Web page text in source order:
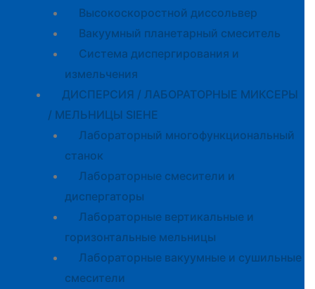
Высокоскоростной диссольвер
Вакуумный планетарный смеситель
Система диспергирования и
измельчения
ДИСПЕРСИЯ / ЛАБОРАТОРНЫЕ МИКСЕРЫ
/ МЕЛЬНИЦЫ SIEHE
Лабораторный многофункциональный
станок
Лабораторные смесители и
диспергаторы
Лабораторные вертикальные и
горизонтальные мельницы
Лабораторные вакуумные и сушильные
смесители